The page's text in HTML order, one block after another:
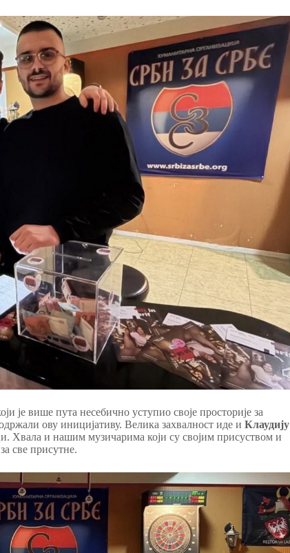
је више пута несебично уступио своје просторије за
ову иницијативу. Велика захвалност иде и Клаудију
Хвала и нашим музичарима који су својим присуством и
све присутне.